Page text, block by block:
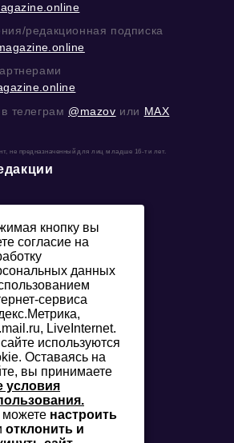
редакционная подписка
телеграм @mazov или MAX
не предназначенный для лиц младше 16-ти лет.
кнопку вы
согласие на
данных
сервиса
LiveInternet.
используются
Оставаясь на
вы принимаете
условия
настроить
отклонить и